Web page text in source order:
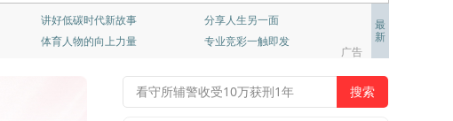
大话2 梦幻西游手游
大唐无双
率士之滨
哈利波特.魔法觉醒
天下手游
明日之后
逆水寒
最
新
顶级学府：哈佛大学课程
红彩，只做专业预测
置业推荐
网易非虚构写作平台
广告